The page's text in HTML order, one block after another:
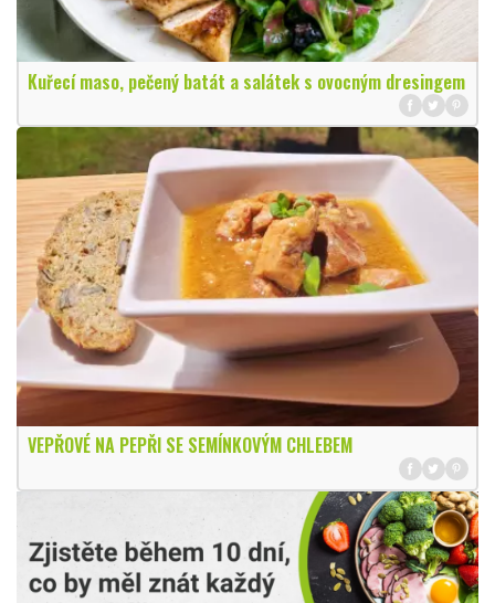
Kuřecí maso, pečený batát a salátek s ovocným dresingem
VEPŘOVÉ NA PEPŘI SE SEMÍNKOVÝM CHLEBEM